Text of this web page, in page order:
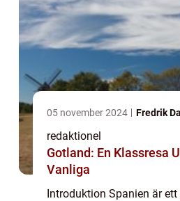
05 november 2024 Fredrik
redaktionel
Gotland: En Klassresa
Vanliga
Introduktion Spanien är